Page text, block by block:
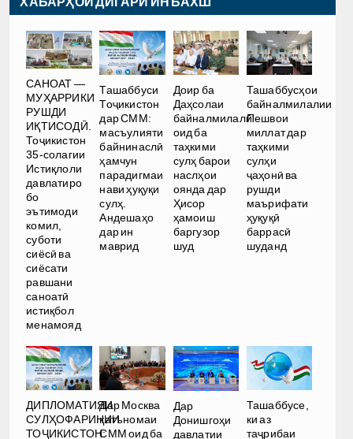
САНОАТ —
МУҲАРРИКИ
РУШДИ
ИҚТИСОДӢ.
Тоҷикистон
35-солагии
Истиқлоли
давлатиро
бо
эътимоди
комил,
суботи
сиёсӣ ва
сиёсати
равшани
саноатӣ
истиқбол
менамояд
Ташаббуси
Тоҷикистон
дар СММ:
масъулияти
байнинаслӣ
ҳамчун
парадигмаи
нави ҳуқуқи
сулҳ.
Андешаҳо
дар ин
маврид
Доир ба
Даҳсолаи
байналмилалӣ
оид ба
таҳкими
сулҳ барои
наслҳои
оянда дар
Ҳисор
ҳамоиш
баргузор
шуд
Ташаббусҳои
байналмилалии
Пешвои
миллат дар
таҳкими
сулҳи
ҷаҳонӣ ва
рушди
маърифати
ҳуқуқӣ
баррасӣ
шуданд
ДИПЛОМАТИЯИ
СУЛҲОФАРИНИИ
ТОҶИКИСТОН:
Дар Москва
қатъномаи
СММ оид ба
Дар
Донишгоҳи
давлатии
Ташаббусе,
ки аз
таҷрибаи